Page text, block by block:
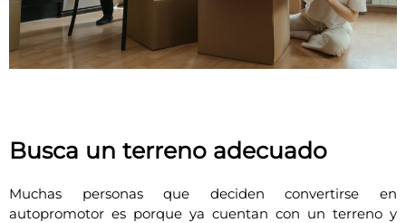
Busca un terreno adecuado
Muchas personas que deciden convertirse en
autopromotor es porque ya cuentan con un terreno y